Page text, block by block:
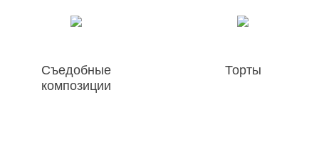
Съедобные
композиции
Торты